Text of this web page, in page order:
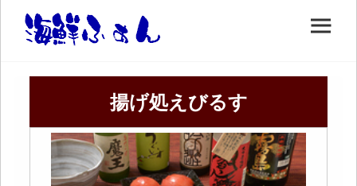
揚げ処えびるす